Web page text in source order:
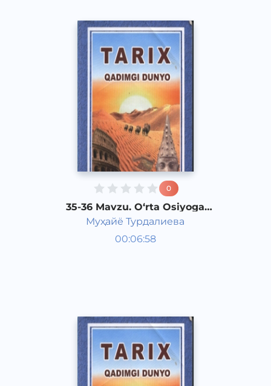
0
35-36 Mavzu. O‘rta Osiyoga
Axamoniylarning bosqinchilik
yurishlari
Муҳайё Турдалиева
00:06:58
Qadimgi dunyo tarixi 6 sinf